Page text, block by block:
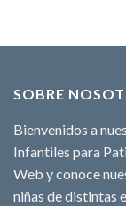
SOBRE
Bienvenidos a
Infantiles para
Web y conoce
niñas de distintas